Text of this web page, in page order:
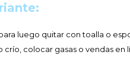
luego quitar con toalla o
colocar gasas o vendas en